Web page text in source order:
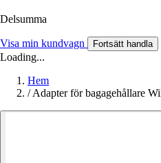
Delsumma
Visa min kundvagn Fortsätt handla
Loading...
Hem
/Adapter för bagagehållare